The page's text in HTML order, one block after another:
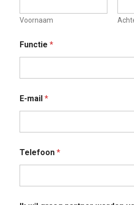
n
c
i
Voornaam
Functie *
E-mail *
Telefoon *